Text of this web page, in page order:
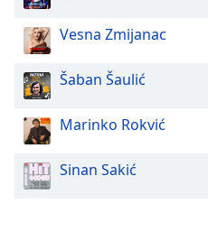
Vesna Zmijanac
Šaban Šaulić
Marinko Rokvić
Sinan Sakić